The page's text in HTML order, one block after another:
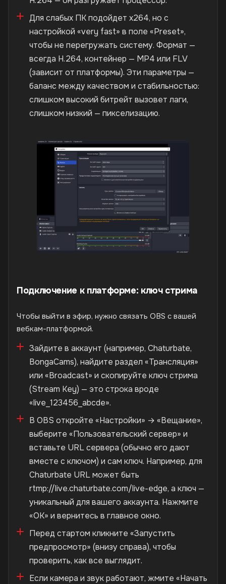
Для слабых ПК подойдет x264, но с
настройкой «very fast» в поле «Preset»,
чтобы не перегружать систему. Формат —
всегда H.264, контейнер — MP4 или FLV
(зависит от платформы). Эти параметры —
баланс между качеством и стабильностью:
слишком высокий битрейт вызовет лаги,
слишком низкий — пикселизацию.
Подключение к платформе: ключ стрима
Чтобы выйти в эфир, нужно связать OBS с вашей
вебкам-платформой.
Зайдите в аккаунт (например, Chaturbate,
BongaCams), найдите раздел «Трансляция»
или «Broadcast» и скопируйте ключ стрима
(Stream Key) — это строка вроде
«live_123456_abcde».
В OBS откройте «Настройки» → «Вещание»,
выберите «Пользовательский сервер» и
вставьте URL сервера (обычно его дают
вместе с ключом) и сам ключ. Например, для
Chaturbate URL может быть
rtmp://live.chaturbate.com/live-edge, а ключ —
уникальный для вашего аккаунта. Нажмите
«ОК» и вернитесь в главное окно.
Перед стартом кликните «Запустить
предпросмотр» (внизу справа), чтобы
проверить, как все выглядит.
Если камера и звук работают, жмите «Начать